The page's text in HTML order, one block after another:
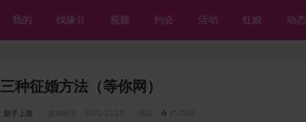
我的 找缘分 视频 约会 活动 红娘 动态
三种征婚方法（等你网）
新手上路 发布时间：2020-12-12 阅读：  457599